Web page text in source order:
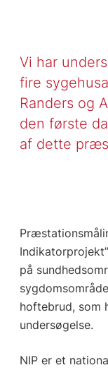
Vi har
fire
Randers og
den første
af dette
på
hoftebrud, som
undersøgelse.
NIP er et